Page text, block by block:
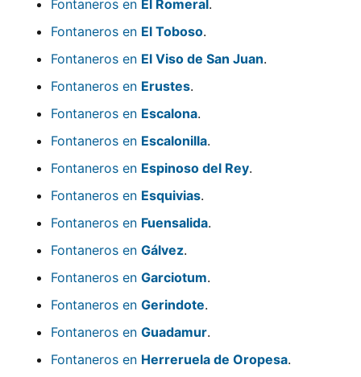
Fontaneros en El Romeral .
Fontaneros en El Toboso.
Fontaneros en El Viso de San Juan.
Fontaneros en Erustes.
Fontaneros en Escalona.
Fontaneros en Escalonilla.
Fontaneros en Espinoso del Rey.
Fontaneros en Esquivias.
Fontaneros en Fuensalida.
Fontaneros en Gálvez.
Fontaneros en Garciotum.
Fontaneros en Gerindote.
Fontaneros en Guadamur.
Fontaneros en Herreruela de Oropesa.